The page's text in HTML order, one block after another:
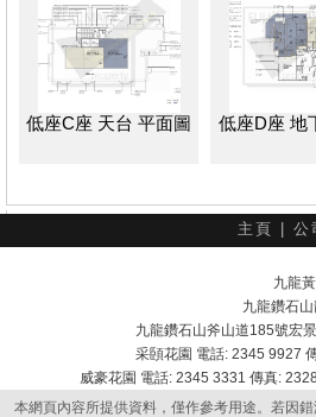
低座C座 天台 平面圖 低座D座 地
主頁 公
九龍
九龍鑽石
九龍鑽石山斧山道185號宏
采頣花園 電話: 2345 9927
威豪花園 電話: 2345 3331 傳真:
本網頁內容所提供資料，僅作參考用途。若因